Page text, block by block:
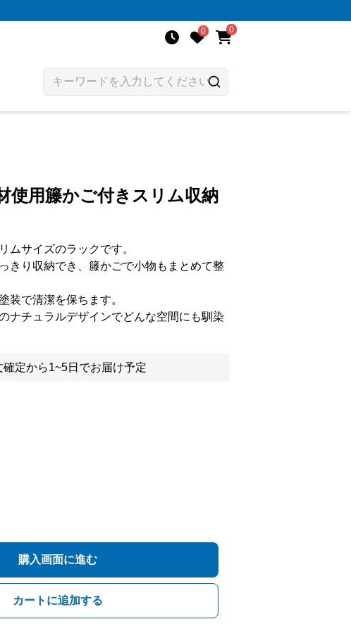
0 0
使用籐かご付きスリム収納
ムサイズのラックです。
きり収納でき、籐かごで小物もまとめて整
装で清潔を保ちます。
ナチュラルデザインでどんな空間にも馴染
確定から1~5日でお届け予定
購入画面に進む
カートに追加する